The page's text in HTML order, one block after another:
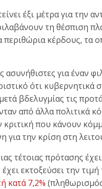
έξι μέτρα για την
τη θέσπιση
περιθώρια κέρδους, τα
ασυνήθιστες για έναν
ότι
βδελυγμίας τις
από άλλα πολιτικά
που κάνουν
για την κρίση στη
τέτοιας πρότασης
εκτοξεύσει την
κατά 7,2%